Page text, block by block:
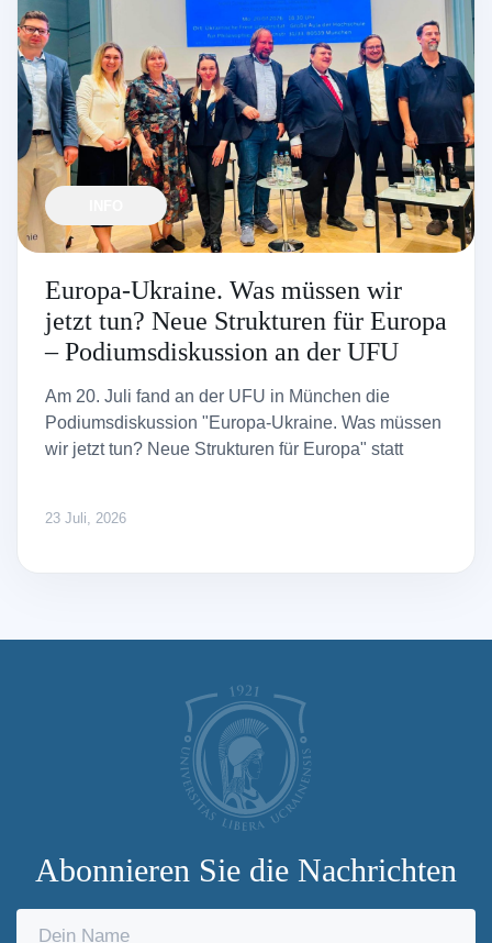
Europa-Ukraine. Was müssen wir
jetzt tun? Neue Strukturen für Europa
– Podiumsdiskussion an der UFU
Am 20. Juli fand an der UFU in München die
Podiumsdiskussion "Europa-Ukraine. Was müssen
wir jetzt tun? Neue Strukturen für Europa" statt
23 Juli, 2026
Abonnieren Sie die Nachrichten